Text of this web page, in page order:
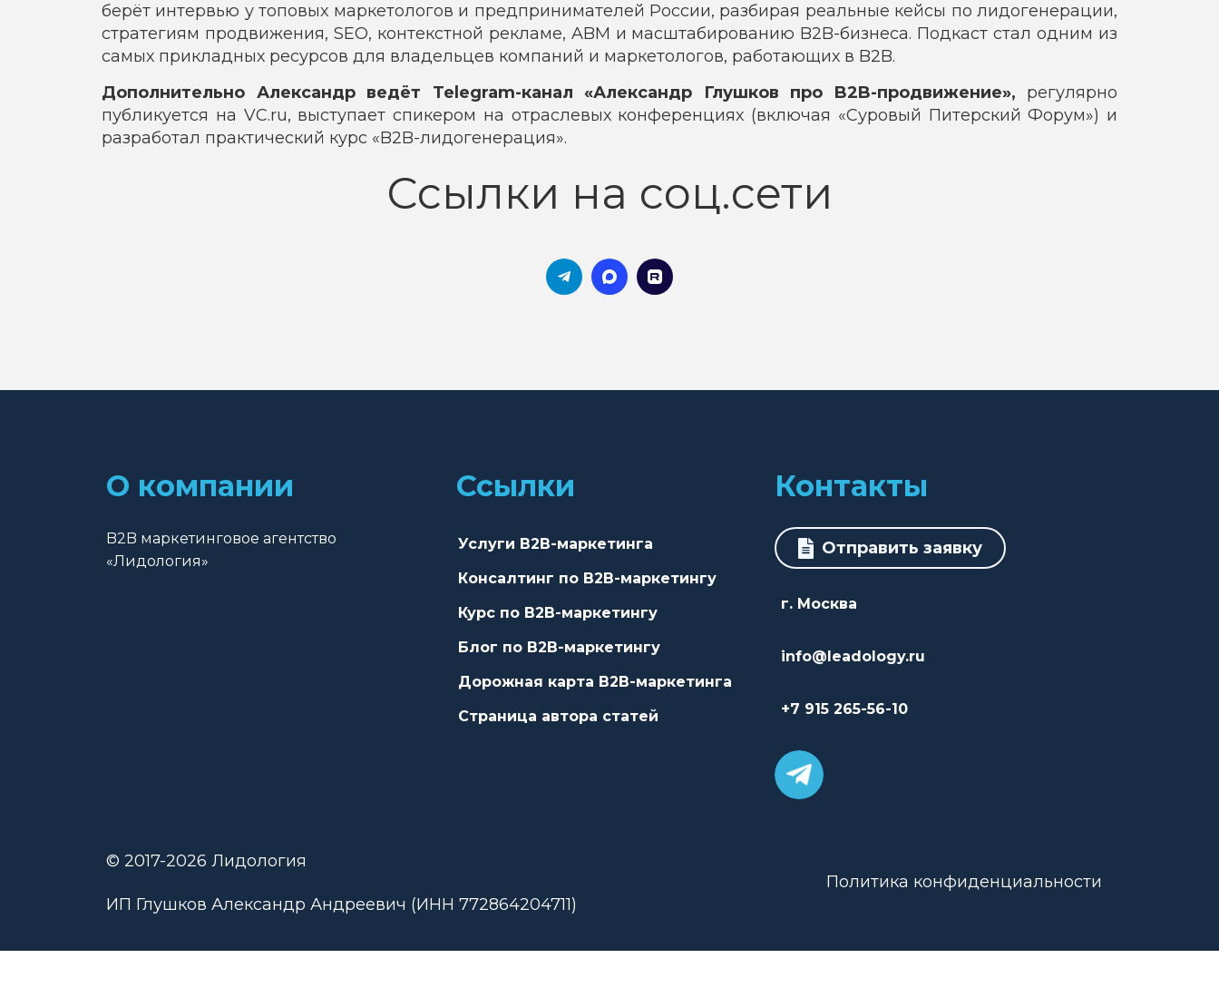
берёт интервью у топовых маркетологов и предпринимателей России, разбирая реальные кейсы по лидогенерации,
стратегиям продвижения, SEO, контекстной рекламе, ABM и масштабированию B2B-бизнеса. Подкаст стал одним из
самых прикладных ресурсов для владельцев компаний и маркетологов, работающих в B2B.
Дополнительно Александр ведёт Telegram-канал «Александр Глушков про B2B-продвижение», регулярно
публикуется на VC.ru, выступает спикером на отраслевых конференциях (включая «Суровый Питерский Форум») и
разработал практический курс «B2B-лидогенерация».
Ссылки на соц.сети
О компании
B2B маркетинговое агентство
«Лидология»
Ссылки
Услуги B2B-маркетинга
Консалтинг по B2B-маркетингу
Курс по B2B-маркетингу
Блог по B2B-маркетингу
Дорожная карта B2B-маркетинга
Страница автора статей
Контакты
Отправить заявку
г. Москва
info@leadology.ru
+7 915 265-56-10
© 2017-2026 Лидология
ИП Глушков Александр Андреевич (ИНН 772864204711)
Политика конфиденциальности